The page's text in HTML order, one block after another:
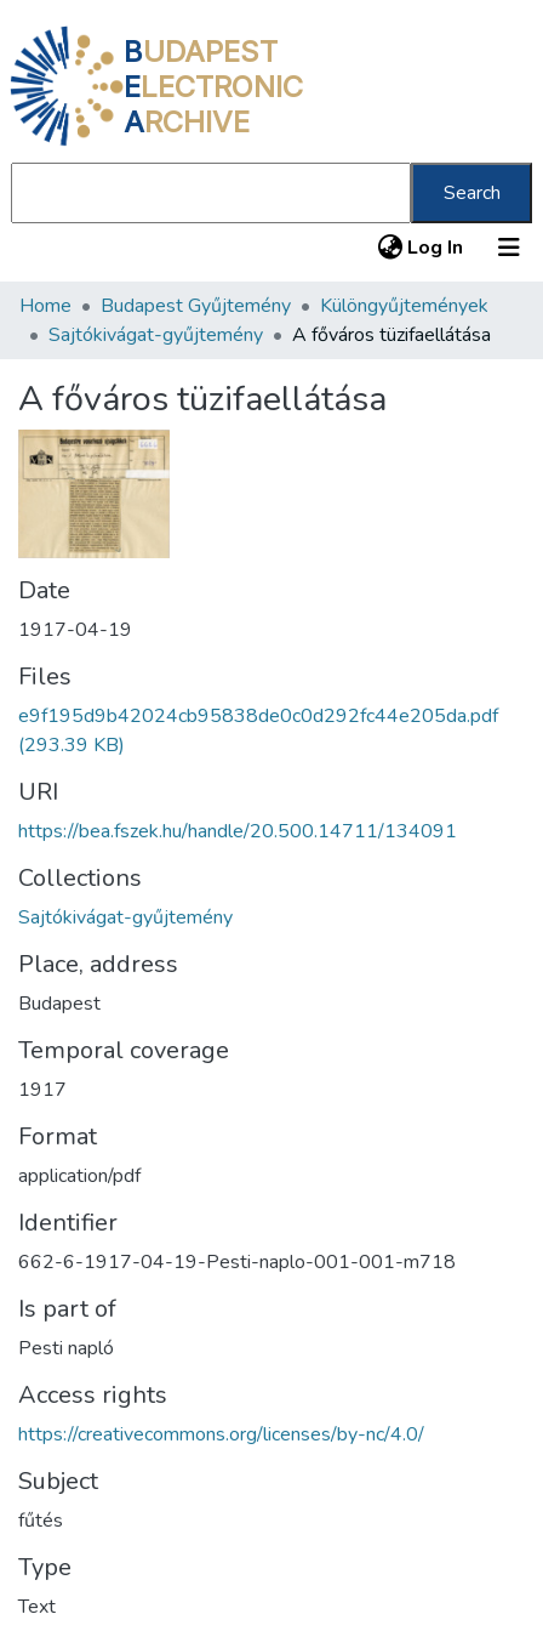
BUDAPEST
ELECTRONIC
ARCHIVE
Search
Log In (current)
Communities & Collections
Statistics
About us
Home Budapest Gyűjtemény
Különgyűjtemények
Sajtókivágat-gyűjtemény
A főváros tüzifaellátása
A főváros tüzifaellátása
Date
1917-04-19
Files
e9f195d9b42024cb95838de0c0d292fc44e205da.pdf
(293.39 KB)
URI
https://bea.fszek.hu/handle/20.500.14711/134091
Collections
Sajtókivágat-gyűjtemény
Place, address
Budapest
Temporal coverage
1917
Format
application/pdf
Identifier
662-6-1917-04-19-Pesti-naplo-001-001-m718
Is part of
Pesti napló
Access rights
https://creativecommons.org/licenses/by-nc/4.0/
Subject
fűtés
Type
Text